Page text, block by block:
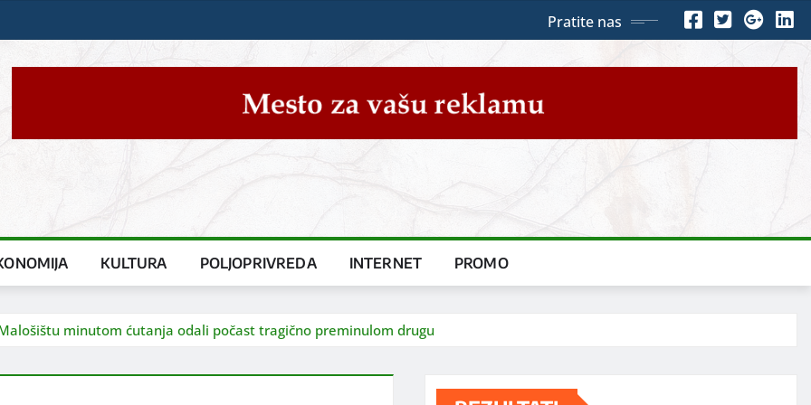
Pratite nas
KULTURA POLJOPRIVREDA INTERNET PROMO
Malošištu minutom ćutanja odali počast tragično preminulom drugu